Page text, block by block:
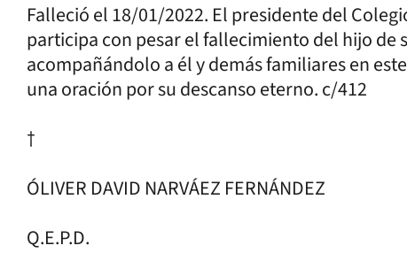
Falleció el 18/01/2022. El presidente del
participa con pesar el fallecimiento del hijo de
acompañándolo a él y demás familiares en
una oración por su descanso eterno. c/412
†
ÓLIVER DAVID NARVÁEZ FERNÁNDEZ
Q.E.P.D.